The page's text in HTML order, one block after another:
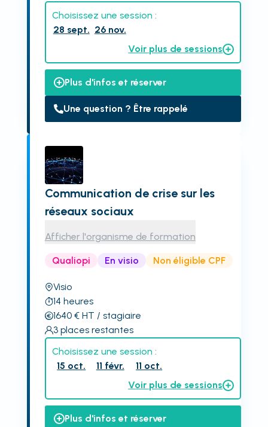
Choisissez une session :
28 sept. 26 nov.
Voir plus de sessions
Plus d'infos et réserver
Une question ? Être rappelé
Communication de crise sur les
réseaux sociaux
Afficher l'organisme de formation
Qualiopi En visio Non éligible CPF
Visio
14 heures
1640€ HT / stagiaire
3 places restantes
Choisissez une session :
15 oct.
11 févr.
11 oct.
Voir plus de sessions
Plus d'infos et réserver